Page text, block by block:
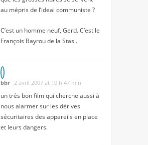
au mépris de l’ideal communiste ?
C’est un homme neuf, Gerd. C’est le
François Bayrou de la Stasi.
bbr 2 avril 2007 at 10 h 47 min
un trés bon film qui cherche aussi à
nous alarmer sur les dérives
sécuritaires des appareils en place
et leurs dangers.